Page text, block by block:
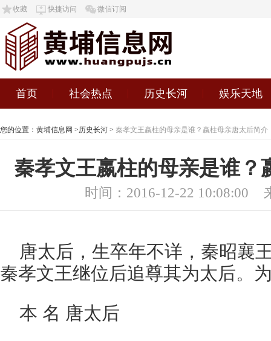
收藏 快捷访问 微信订阅
首页 社会热点 历史长河 娱乐天地
您的位置： 黄埔信息网 >历史长河 > 秦孝文王嬴柱的母亲是谁？嬴柱母亲唐太后简介
秦孝文王嬴柱的母亲是谁？
时间：2016-12-22 10:08:00
唐太后，生卒年不详，秦昭襄
秦孝文王继位后追尊其为太后。
本 名 唐太后